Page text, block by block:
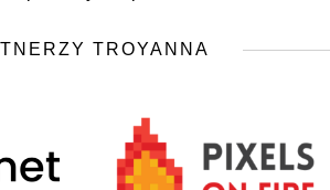
TROYANNA